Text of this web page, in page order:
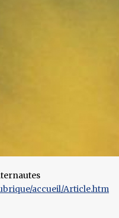
accueil/Article.htm